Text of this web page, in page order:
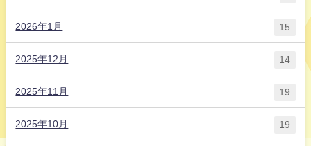
2026年1月 15
2025年12月 14
2025年11月 19
2025年10月 19